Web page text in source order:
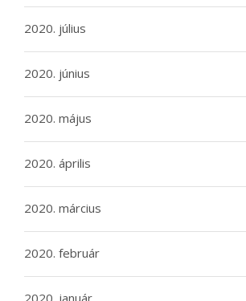
2020. július
2020. június
2020. május
2020. április
2020. március
2020. február
2020. január